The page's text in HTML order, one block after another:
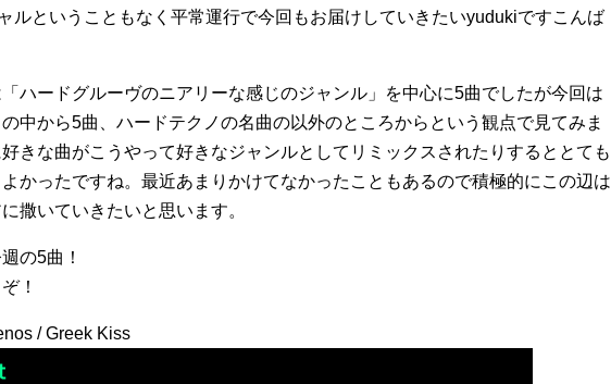
ルということもなく平常運行で今回もお届けしていきたいyudukiですこんば
ハードグルーヴのニアリーな感じのジャンル」を中心に5曲でしたが今回は
の中から5曲、ハードテクノの名曲の以外のところからという観点で見てみま
きな曲がこうやって好きなジャンルとしてリミックスされたりするととても
かったですね。最近あまりかけてなかったこともあるので積極的にこの辺は
撒いていきたいと思います。
の5曲！
！
/ Greek Kiss